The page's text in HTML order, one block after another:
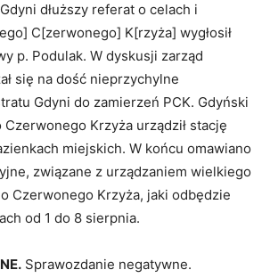
dłuższy referat o celach i
C[zerwonego] K[rzyża] wygłosił
p. Podulak. W dyskusji zarząd
się na dość nieprzychylne
Gdyni do zamierzeń PCK. Gdyński
Czerwonego Krzyża urządził stację
miejskich. W końcu omawiano
związane z urządzaniem wielkiego
Czerwonego Krzyża, jaki odbędzie
od 1 do 8 sierpnia.
Sprawozdanie negatywne.